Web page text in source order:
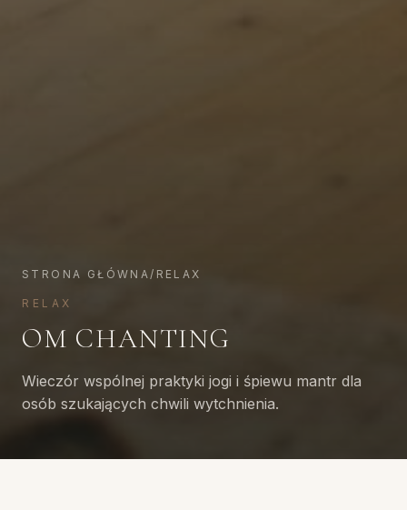
STRONA GŁÓWNA/ RELAX
RELAX
OM CHANTING
Wieczór wspólnej praktyki jogi i śpiewu mantr dla
osób szukających chwili wytchnienia.